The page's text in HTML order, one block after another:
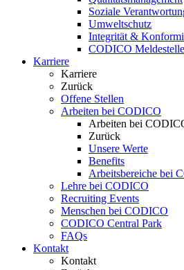
Soziale
Umweltschutz
Integrität &
CODICO Meldestelle
Karriere
Karriere
Zurück
Offene Stellen
Arbeiten bei CODICO
Arbeiten bei
Zurück
Unsere Werte
Benefits
Arbeitsbereiche bei
Lehre bei CODICO
Recruiting Events
Menschen bei CODICO
CODICO Central Park
FAQs
Kontakt
Kontakt